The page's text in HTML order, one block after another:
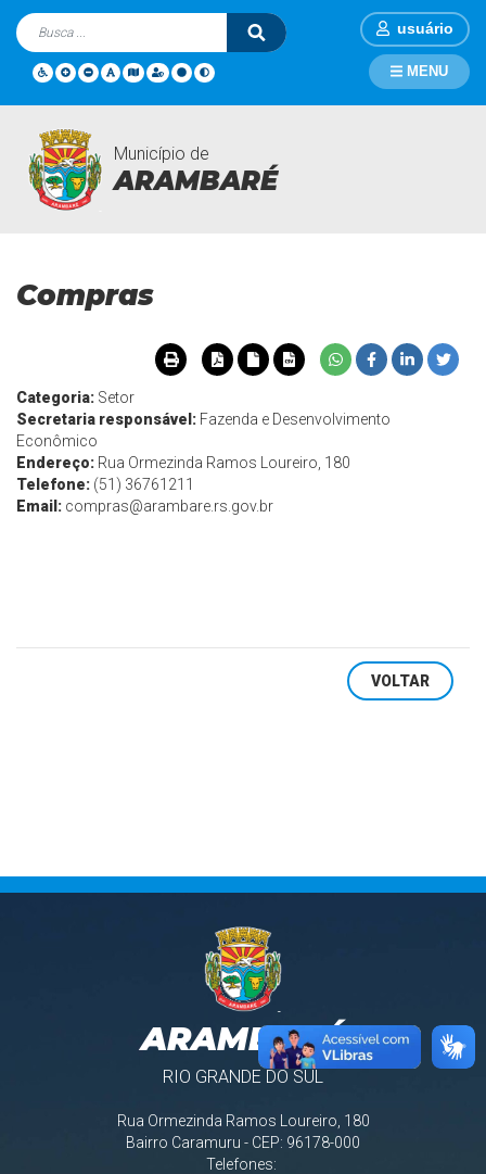
usuário
Município de
ARAMBARÉ
MENU
Departamentos Página Inicial
Compras
Categoria: Setor
Secretaria responsável: Fazenda e Desenvolvimento
Econômico
Endereço: Rua Ormezinda Ramos Loureiro, 180
Telefone: (51) 36761211
Email: compras@arambare.rs.gov.br
VOLTAR
ARAMBARÉ
RIO GRANDE DO SUL
Rua Ormezinda Ramos Loureiro, 180
Bairro Caramuru - CEP: 96178-000
Telefones: